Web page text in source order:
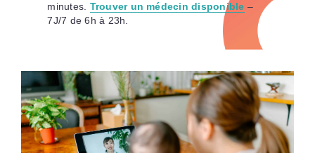
minutes. Trouver un médecin disponible –
7J/7 de 6h à 23h.